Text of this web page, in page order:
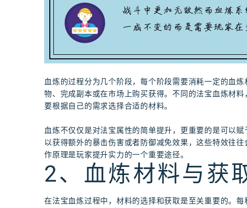
血炼的过程分为几个阶段，每个阶段需要消耗一定的血
物、完成副本或在市场上购买获得。不同的法宝血炼材
要根据自己的需求选择合适的材料。
血炼不仅仅是对法宝属性的简单提升，更重要的是可以
以获得额外的暴击伤害或者防御减免效果，这些特效往
作原理是玩家提升实力的一个重要途径。
2、血炼材料与获
在法宝血炼过程中，材料的选择和获取是至关重要的。